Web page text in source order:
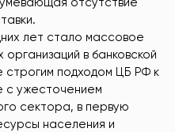
лет стало массовое
в банковской
строгим подходом ЦБ РФ к
с ужесточением
сектора, в первую
населения и